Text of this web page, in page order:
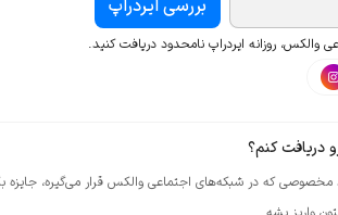
بررسی ایردراپ
والکس، روزانه ایردراپ نامحدود دریافت کنید.
دریافت کنم؟